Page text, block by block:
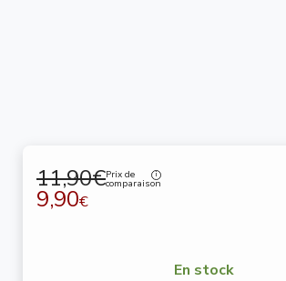
11,90€Prix de
comparaison
9,90€
En stock